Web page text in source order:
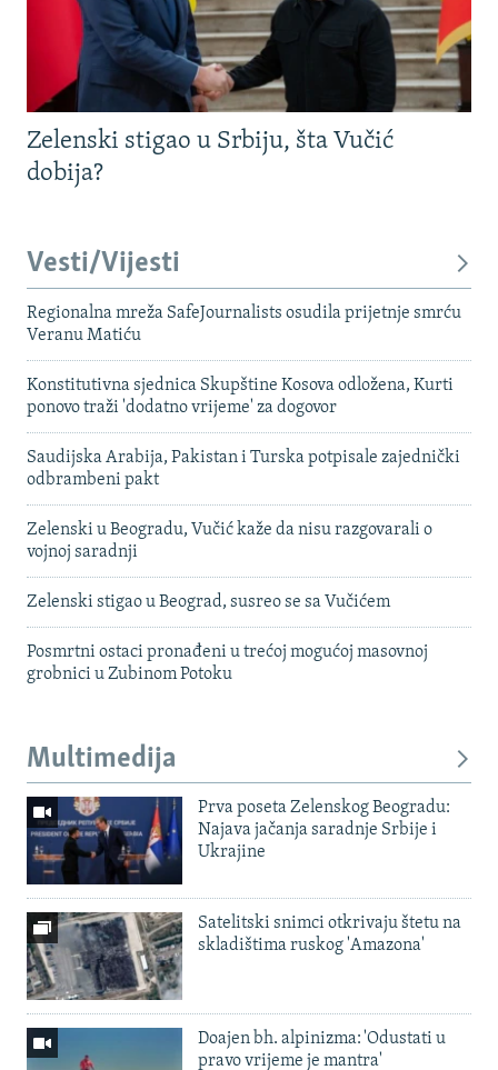
Zelenski stigao u Srbiju, šta Vučić
dobija?
Vesti/Vijesti
Regionalna mreža SafeJournalists osudila prijetnje smrću
Veranu Matiću
Konstitutivna sjednica Skupštine Kosova odložena, Kurti
ponovo traži 'dodatno vrijeme' za dogovor
Saudijska Arabija, Pakistan i Turska potpisale zajednički
odbrambeni pakt
Zelenski u Beogradu, Vučić kaže da nisu razgovarali o
vojnoj saradnji
Zelenski stigao u Beograd, susreo se sa Vučićem
Posmrtni ostaci pronađeni u trećoj mogućoj masovnoj
grobnici u Zubinom Potoku
Multimedija
Prva poseta Zelenskog Beogradu:
Najava jačanja saradnje Srbije i
Ukrajine
Satelitski snimci otkrivaju štetu na
skladištima ruskog 'Amazona'
Doajen bh. alpinizma: 'Odustati u
pravo vrijeme je mantra'